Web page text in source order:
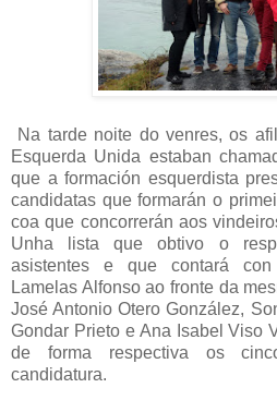
Na tarde noite do venres, os
Esquerda Unida estaban
que a formación esquerdista
candidatas que formarán o
coa que concorrerán aos
Unha lista que obtivo o
asistentes e que contará
Lamelas Alfonso ao fronte da
José Antonio Otero González,
Gondar Prieto e Ana Isabel Viso
de forma respectiva os
candidatura.